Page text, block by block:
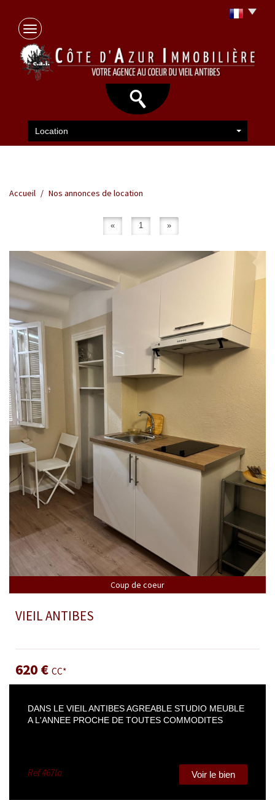
Location
Accueil Nos annonces de location
« 1 »
Coup de coeur
VIEIL ANTIBES
620 € CC*
DANS LE VIEIL ANTIBES AGREABLE STUDIO MEUBLE
A L'ANNEE PROCHE DE TOUTES COMMODITES
Ref467la Voir le bien